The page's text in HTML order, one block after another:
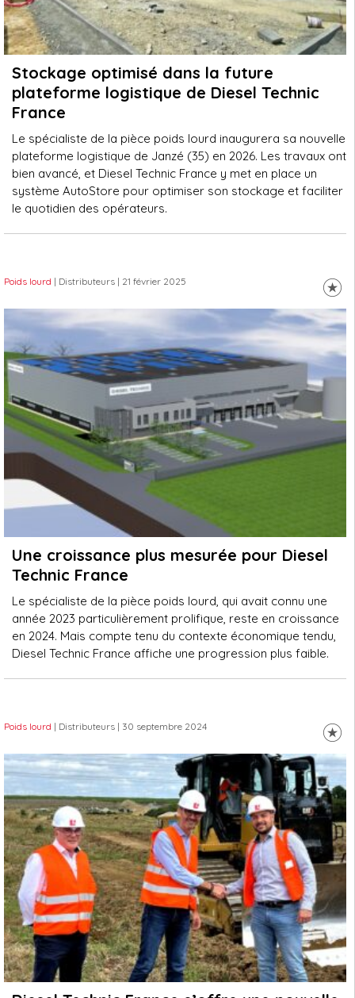
Stockage optimisé dans la future
plateforme logistique de Diesel Technic
France
Le spécialiste de la pièce poids lourd inaugurera sa nouvelle
plateforme logistique de Janzé (35) en 2026. Les travaux ont
bien avancé, et Diesel Technic France y met en place un
système AutoStore pour optimiser son stockage et faciliter
le quotidien des opérateurs.
Poids lourd | Distributeurs | 21 février 2025
Une croissance plus mesurée pour Diesel
Technic France
Le spécialiste de la pièce poids lourd, qui avait connu une
année 2023 particulièrement prolifique, reste en croissance
en 2024. Mais compte tenu du contexte économique tendu,
Diesel Technic France affiche une progression plus faible.
Poids lourd | Distributeurs | 30 septembre 2024